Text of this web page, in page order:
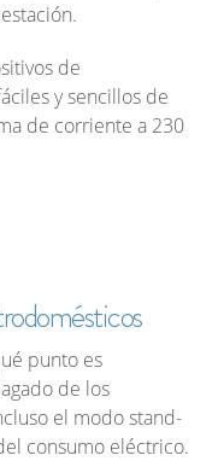
de
y sencillos de
de corriente a 230
punto es
de los
el modostand-
consumo eléctrico.